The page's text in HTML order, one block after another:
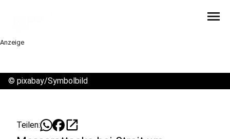
menu
Anzeige
© pixabay/Symbolbild
Teilen: open_in_new